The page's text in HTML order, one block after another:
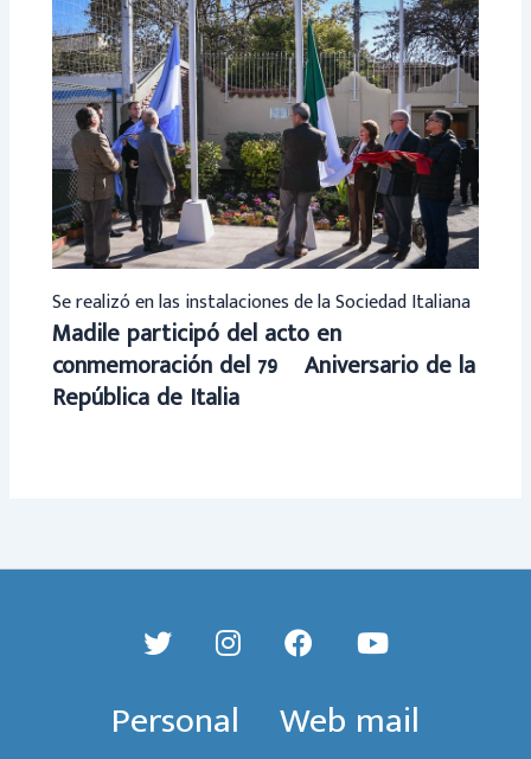
Se realizó en las instalaciones de la Sociedad Italiana
Madile participó del acto en
conmemoración del 79º Aniversario de la
República de Italia
Personal Web mail